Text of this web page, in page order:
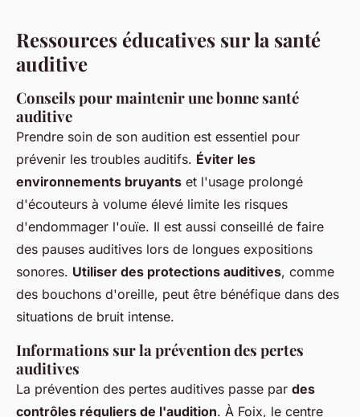
Ressources éducatives sur la santé
auditive
Conseils pour maintenir une bonne santé
auditive
Prendre soin de son audition est essentiel pour
prévenir les troubles auditifs. Éviter les
environnements bruyants et l'usage prolongé
d'écouteurs à volume élevé limite les risques
d'endommager l'ouïe. Il est aussi conseillé de faire
des pauses auditives lors de longues expositions
sonores. Utiliser des protections auditives, comme
des bouchons d'oreille, peut être bénéfique dans des
situations de bruit intense.
Informations sur la prévention des pertes
auditives
La prévention des pertes auditives passe par des
contrôles réguliers de l'audition. À Foix, le centre